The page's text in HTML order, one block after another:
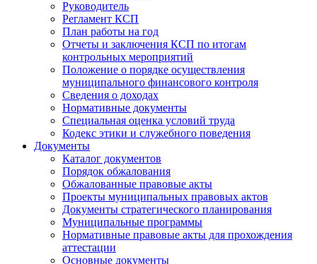
Руководитель
Регламент КСП
План работы на год
Отчеты и заключения КСП по итогам
контрольных мероприятий
Положение о порядке осуществления
муниципального финансового контроля
Сведения о доходах
Нормативные документы
Специальная оценка условий труда
Кодекс этики и служебного поведения
Документы
Каталог документов
Порядок обжалования
Обжалованные правовые акты
Проекты муниципальных правовых актов
Документы стратегического планирования
Муниципальные программы
Нормативные правовые акты для прохождения
аттестации
Основные документы